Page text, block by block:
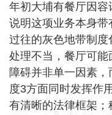
年初大埔有餐厅因
说明这项业务本身
过往的灰色地带制
处理不当，餐厅可
障碍并非单一因素
度3方面同时发挥作
有清晰的法律框架